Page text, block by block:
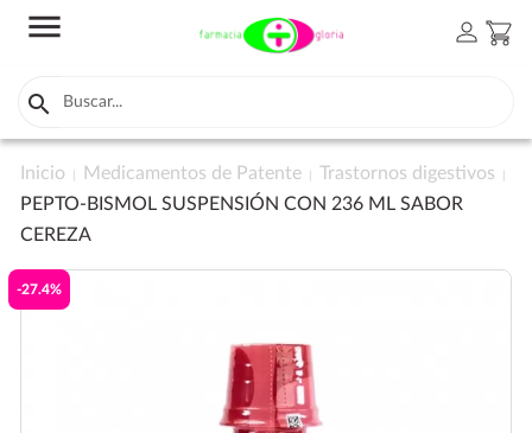
menu person shopping_cart

Inicio Medicamentos de Patente
Trastornos digestivos
PEPTO-BISMOL SUSPENSIÓN CON 236 ML SABOR
CEREZA
-27.4%